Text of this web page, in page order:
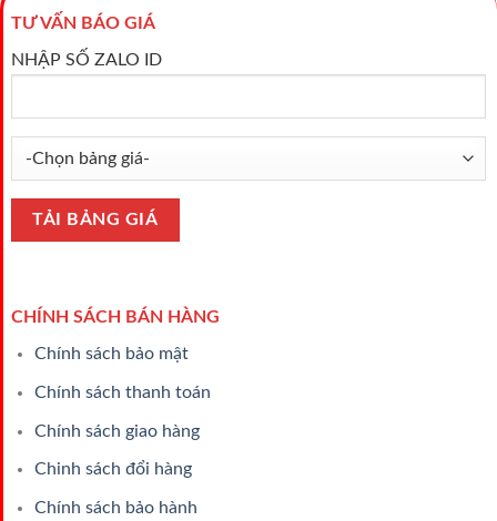
TƯ VẤN BÁO GIÁ
NHẬP SỐ ZALO ID
CHÍNH SÁCH BÁN HÀNG
Chính sách bảo mật
Chính sách thanh toán
Chính sách giao hàng
Chinh sách đổi hàng
Chính sách bảo hành